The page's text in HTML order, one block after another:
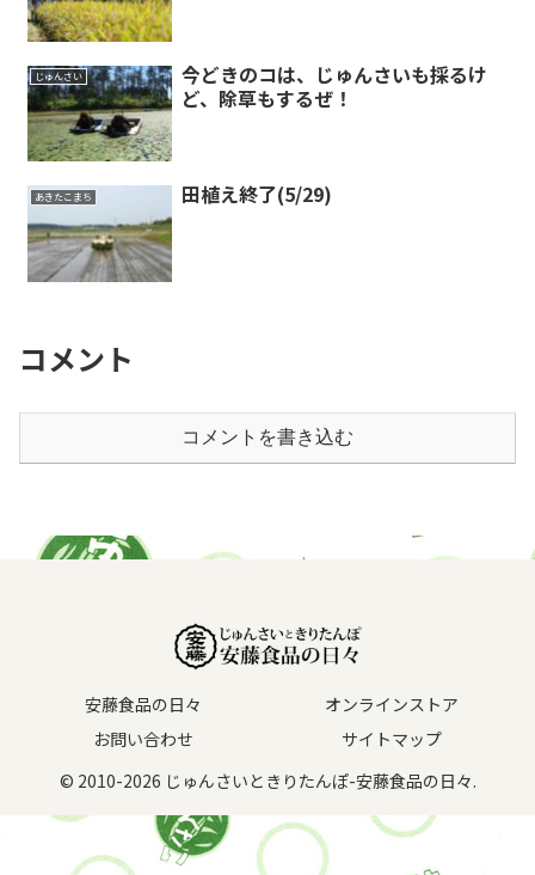
じゅんさい
今どきのコは、じゅんさいも採るけ
ど、除草もするぜ！
あきたこまち 田植え終了(5/29)
コメント
コメントを書き込む
安藤食品の日々
オンラインストア
お問い合わせ
サイトマップ
© 2010-2026 じゅんさいときりたんぽ-安藤食品の日々.